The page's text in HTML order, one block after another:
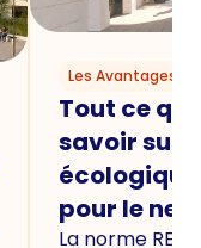
Les Avantages
Tout ce
savoir sur
écologique
pour le
La norme